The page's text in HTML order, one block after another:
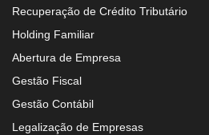
Recuperação de Crédito Tributário
Holding Familiar
Abertura de Empresa
Gestão Fiscal
Gestão Contábil
Legalização de Empresas